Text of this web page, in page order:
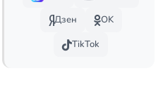
Дзен
OK
TikTok